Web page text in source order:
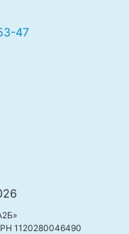
47
1120280046490